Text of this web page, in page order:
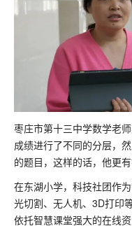
枣庄市第十三中学数学老
成绩进行了不同的分层，
的题目，这样的话，他更
在东湖小学，科技社团作
光切割、无人机、3D打印
依托智慧课堂强大的在线